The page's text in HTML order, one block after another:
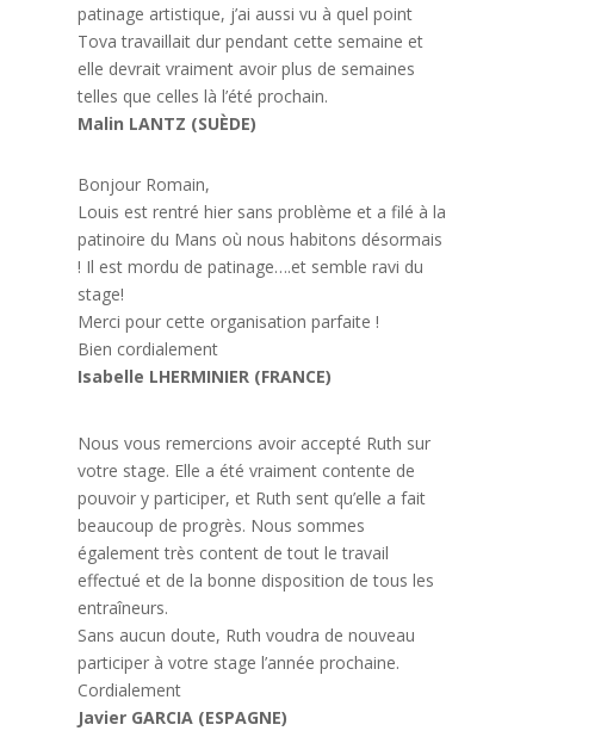
patinage artistique, j’ai aussi vu à quel point
Tova travaillait dur pendant cette semaine et
elle devrait vraiment avoir plus de semaines
telles que celles là l’été prochain.
Malin LANTZ (SUÈDE)
Bonjour Romain,
Louis est rentré hier sans problème et a filé à la
patinoire du Mans où nous habitons désormais
! Il est mordu de patinage….et semble ravi du
stage!
Merci pour cette organisation parfaite !
Bien cordialement
Isabelle LHERMINIER (FRANCE)
Nous vous remercions avoir accepté Ruth sur
votre stage. Elle a été vraiment contente de
pouvoir y participer, et Ruth sent qu’elle a fait
beaucoup de progrès. Nous sommes
également très content de tout le travail
effectué et de la bonne disposition de tous les
entraîneurs.
Sans aucun doute, Ruth voudra de nouveau
participer à votre stage l’année prochaine.
Cordialement
Javier GARCIA (ESPAGNE)